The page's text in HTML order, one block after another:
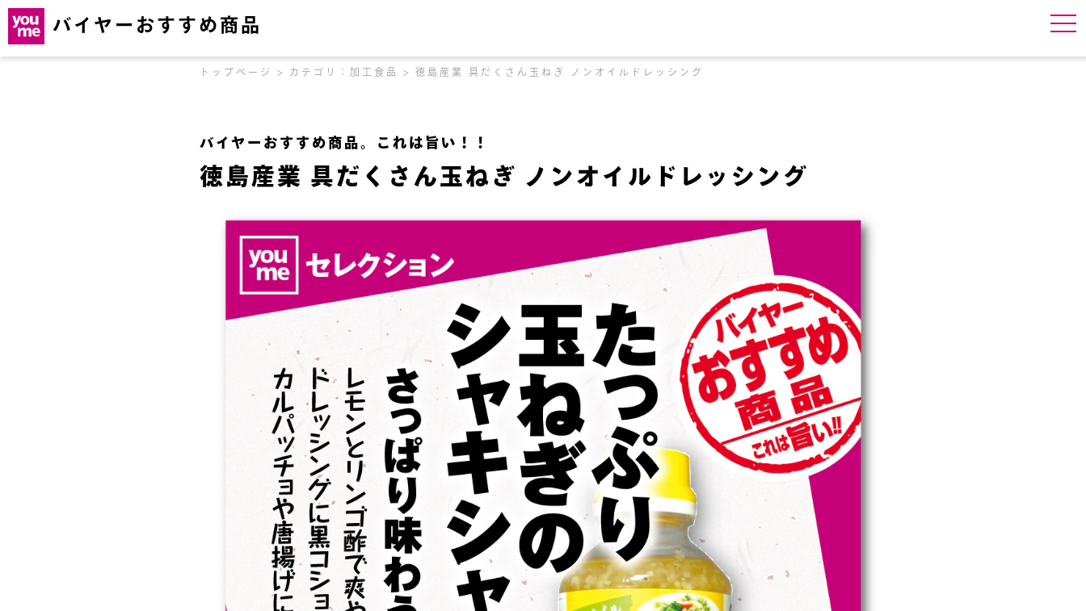
バイヤーおすすめ商品
トップページ カテゴリ：加工食品 徳島産業 具だくさん玉ねぎ ノンオイルドレッシング
バイヤーおすすめ商品。これは旨い！！
徳島産業 具だくさん玉ねぎ ノンオイルドレッシング